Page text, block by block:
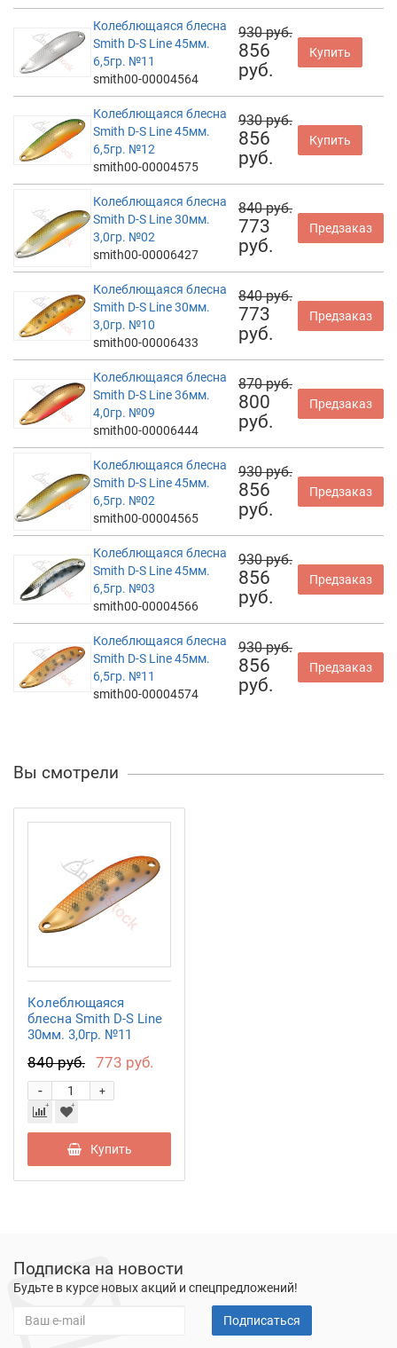
Колеблющаяся блесна
Smith D-S Line 45мм.
6,5гр. №11
smith00-00004564
930 руб.
856
руб.
Купить
Колеблющаяся блесна
Smith D-S Line 45мм.
6,5гр. №12
smith00-00004575
930 руб.
856
руб.
Купить
Колеблющаяся блесна
Smith D-S Line 30мм.
3,0гр. №02
smith00-00006427
840 руб.
773
руб.
Предзаказ
Колеблющаяся блесна
Smith D-S Line 30мм.
3,0гр. №10
smith00-00006433
840 руб.
773
руб.
Предзаказ
Колеблющаяся блесна
Smith D-S Line 36мм.
4,0гр. №09
smith00-00006444
870 руб.
800
руб.
Предзаказ
Колеблющаяся блесна
Smith D-S Line 45мм.
6,5гр. №02
smith00-00004565
930 руб.
856
руб.
Предзаказ
Колеблющаяся блесна
Smith D-S Line 45мм.
6,5гр. №03
smith00-00004566
930 руб.
856
руб.
Предзаказ
Колеблющаяся блесна
Smith D-S Line 45мм.
6,5гр. №11
smith00-00004574
930 руб.
856
руб.
Предзаказ
Вы смотрели
Колеблющаяся
блесна Smith D-S Line
30мм. 3,0гр. №11
840 руб. 773 руб.
+
-
Купить
Подписка на новости
Будьте в курсе новых акций и спецпредложений!
Подписаться